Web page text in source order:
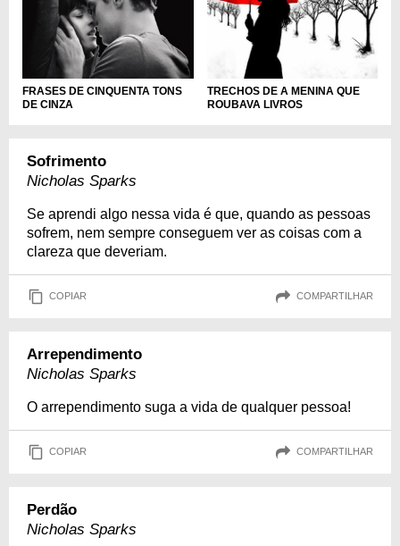
FRASES DE CINQUENTA TONS
DE CINZA
TRECHOS DE A MENINA QUE
ROUBAVA LIVROS
Sofrimento
Nicholas Sparks
Se aprendi algo nessa vida é que, quando as pessoas
sofrem, nem sempre conseguem ver as coisas com a
clareza que deveriam.
COPIAR COMPARTILHAR
Arrependimento
Nicholas Sparks
O arrependimento suga a vida de qualquer pessoa!
COPIAR COMPARTILHAR
Perdão
Nicholas Sparks